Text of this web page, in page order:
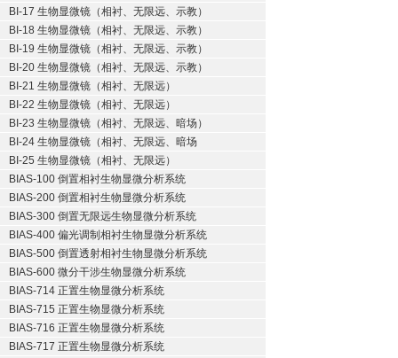
BI-17 生物显微镜（相衬、无限远、示教）
BI-18 生物显微镜（相衬、无限远、示教）
BI-19 生物显微镜（相衬、无限远、示教）
BI-20 生物显微镜（相衬、无限远、示教）
BI-21 生物显微镜（相衬、无限远）
BI-22 生物显微镜（相衬、无限远）
BI-23 生物显微镜（相衬、无限远、暗场）
BI-24 生物显微镜（相衬、无限远、暗场
BI-25 生物显微镜（相衬、无限远）
BIAS-100 倒置相衬生物显微分析系统
BIAS-200 倒置相衬生物显微分析系统
BIAS-300 倒置无限远生物显微分析系统
BIAS-400 偏光调制相衬生物显微分析系统
BIAS-500 倒置透射相衬生物显微分析系统
BIAS-600 微分干涉生物显微分析系统
BIAS-714 正置生物显微分析系统
BIAS-715 正置生物显微分析系统
BIAS-716 正置生物显微分析系统
BIAS-717 正置生物显微分析系统